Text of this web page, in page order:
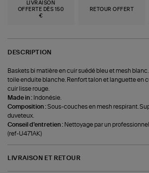
LIVRAISON
OFFERTE DÈS 150
€
RETOUR OFFERT
DESCRIPTION
Baskets bi matière en cuir suédé bleu et mesh
toile enduite blanche. Renfort talon et languette en
cuir lisse rouge.
Made in : Indonésie.
Composition :Sous-couches en mesh respirant.
duveteux.
Conseil d'entretien : Nettoyage par un professionnel.
(ref-U471AK)
LIVRAISON ET RETOUR